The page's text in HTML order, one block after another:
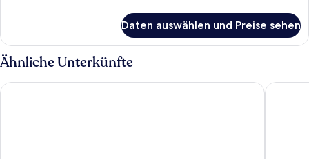
1 King-
Bett
Daten auswählen und Preise sehen
Ähnliche Unterkünfte
Holiday Inn Northampton by IHG Delta